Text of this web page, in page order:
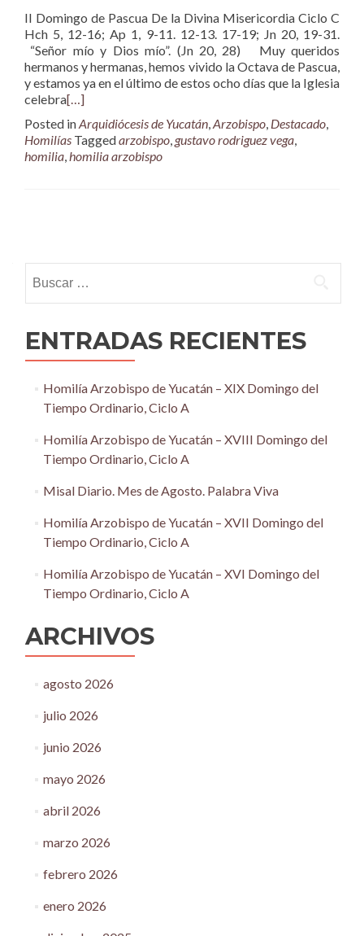
II Domingo de Pascua De la Divina Misericordia Ciclo C
Hch 5, 12-16; Ap 1, 9-11. 12-13. 17-19; Jn 20, 19-31.
“Señor mío y Dios mío”. (Jn 20, 28) Muy queridos
hermanos y hermanas, hemos vivido la Octava de Pascua,
y estamos ya en el último de estos ocho días que la Iglesia
celebra[…]
Posted inArquidiócesis de Yucatán,Arzobispo, Destacado,
Homilías Taggedarzobispo, gustavo rodriguez vega,
homilia,homilia arzobispo
navigation
ENTRADAS RECIENTES
Homilía Arzobispo de Yucatán – XIX Domingo del
Tiempo Ordinario, Ciclo A
Homilía Arzobispo de Yucatán – XVIII Domingo del
Tiempo Ordinario, Ciclo A
Misal Diario. Mes de Agosto. Palabra Viva
Homilía Arzobispo de Yucatán – XVII Domingo del
Tiempo Ordinario, Ciclo A
Homilía Arzobispo de Yucatán – XVI Domingo del
Tiempo Ordinario, Ciclo A
ARCHIVOS
agosto 2026
julio 2026
junio 2026
mayo 2026
abril 2026
marzo 2026
febrero 2026
enero 2026